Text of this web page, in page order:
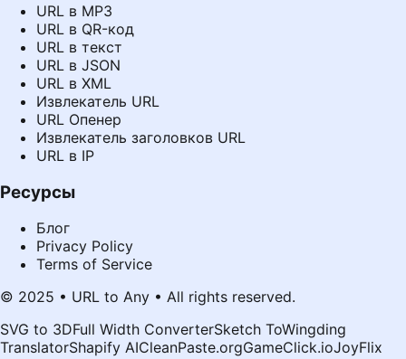
URL в MP3
URL в QR-код
URL в текст
URL в JSON
URL в XML
Извлекатель URL
URL Опенер
Извлекатель заголовков URL
URL в IP
Ресурсы
Блог
Privacy Policy
Terms of Service
© 2025 • URL to Any • All rights reserved.
SVG to 3DFull Width ConverterSketch ToWingding
TranslatorShapify AICleanPaste.orgGameClick.ioJoyFlix